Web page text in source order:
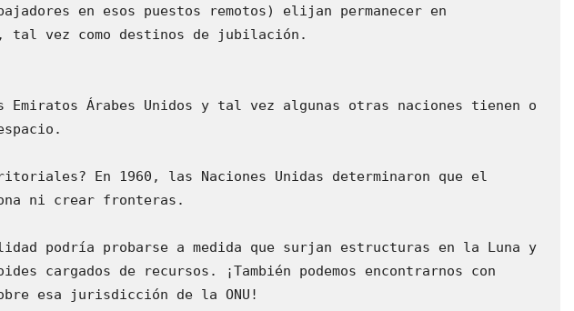
en esos puestos remotos) elijan permanecer en
tal vez como destinos de jubilación.
Árabes Unidos y tal vez algunas otras naciones tienen o
En 1960, las Naciones Unidas determinaron que el
ni crear fronteras.
podría probarse a medida que surjan estructuras en la Luna y
cargados de recursos. ¡También podemos encontrarnos con
esa jurisdicción de la ONU!